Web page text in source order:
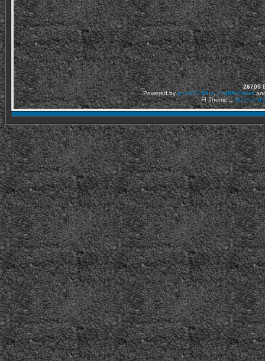
26705
Powered byphpBB2 Plus,phpBB Styles
FI Theme ::Mods and